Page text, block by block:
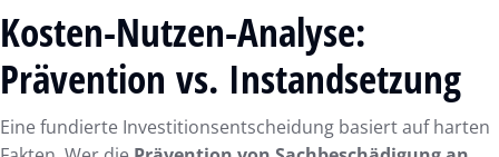
Kosten-Nutzen-Analyse:
Prävention vs. Instandsetzung
Eine fundierte Investitionsentscheidung basiert auf harten